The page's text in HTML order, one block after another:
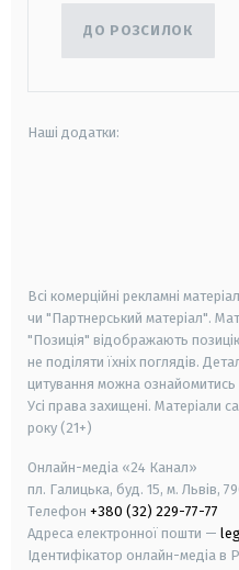
ДО РОЗСИЛОК
Наші додатки:
Всі комерційні рекламні
чи "Партнерський матеріал".
"Позиція" відображають
не поділяти їхніх поглядів.
цитування можна ознайомитись
Усі права захищені. Матеріали
року (21+)
Онлайн-медіа «24 Канал»
пл. Галицька, буд. 15, м. Львів,
Телефон +380 (32) 229-77-77
Адреса електронної пошти —
Ідентифікатор онлайн-медіа в